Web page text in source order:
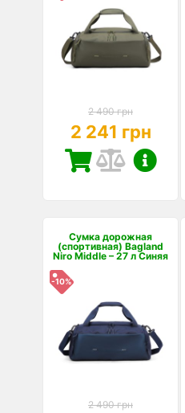
2 490 грн
2 241 грн
Сумка дорожная
(спортивная) Bagland
Niro Middle – 27 л Синяя
-10%
2 490 грн